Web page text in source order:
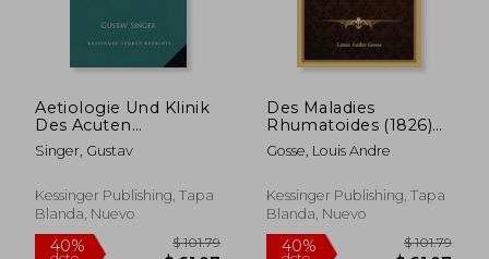
Aetiologie Und Klinik
Des Acuten
Gelenkrheumatismus
(1898) (en Alemán)
Singer, Gustav
Kessinger Publishing, Tapa
Blanda, Nuevo
Des Maladies
Rhumatoides (1826)
(en Francés)
Gosse, Louis Andre
Kessinger Publishing, Tapa
Blanda, Nuevo